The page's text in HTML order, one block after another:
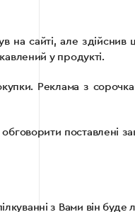
на сайті, але
у продукті.
Реклама з
поставлені
з Вами він буде